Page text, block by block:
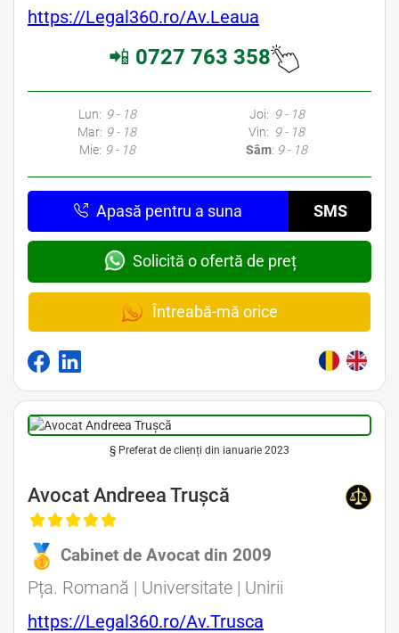
https://Legal360.ro/Av.Leaua
📲 0727 763 358
Lun: 9 - 18
Mar: 9 - 18
Mie: 9 - 18
Joi: 9 - 18
Vin: 9 - 18
Sâm: 9 - 18
Apasă pentru a suna SMS
Solicită o ofertă de preț
Întreabă-mă orice
§ Preferat de clienți din ianuarie 2023
Avocat Andreea Trușcă
Cabinet de Avocat din 2009
Pța. Romană | Universitate | Unirii
https://Legal360.ro/Av.Trusca